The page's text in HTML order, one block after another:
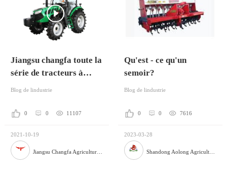
Jiangsu changfa toute la
série de tracteurs à
roues
Blog de lindustrie
0 0 11107
2021-10-19
Jiangsu Changfa Agricultural Equipment Holding Co., Ltd
Qu'est - ce qu'un
semoir?
Blog de lindustrie
0 0 7616
2023-03-28
Shandong Aolong Agricultural Machinery Manufacturing Co., Ltd.